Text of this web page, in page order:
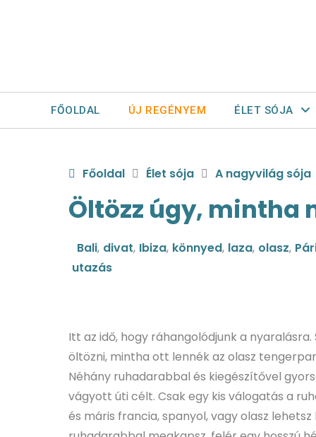
FŐOLDAL ÚJ REGÉNYEM ÉLET SÓJA
Főoldal Élet sója A nagyvilág sója
Öltözz úgy, mintha
Bali, divat, Ibiza, könnyed, laza, olasz,
utazás
Itt az idő, hogy ráhangolódjunk a
öltözni, mintha ott lennék az olasz
Néhány ruhadarabbal és kiegészítővel
vágyott úti célt. Csak egy kis válogatás a
és máris francia, spanyol, vagy olasz